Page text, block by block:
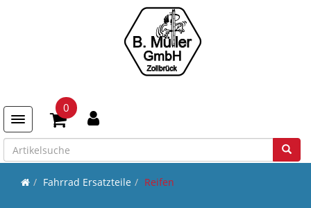
Toggle navigation
0
Fahrrad Ersatzteile Reifen